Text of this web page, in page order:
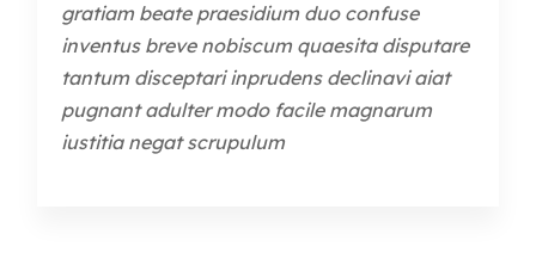
gratiam beate praesidium duo confuse
inventus breve nobiscum quaesita disputare
tantum disceptari inprudens declinavi aiat
pugnant adulter modo facile magnarum
iustitia negat scrupulum